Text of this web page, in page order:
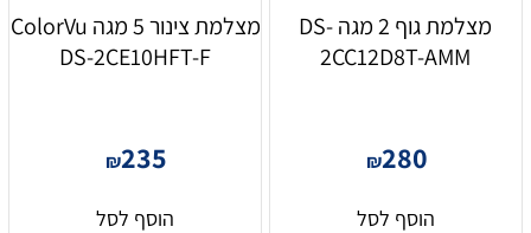
מצלמת גוף 2 מגה DS-
2CC12D8T-AMM
₪280
הוסף לסל
מצלמת צינור 5 מגה ColorVu
DS-2CE10HFT-F
₪235
הוסף לסל